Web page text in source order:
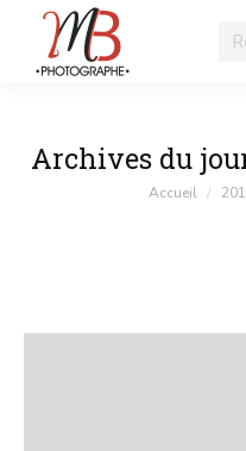
Archives du
Vous êtes
Accueil